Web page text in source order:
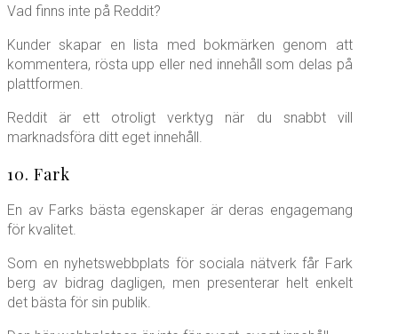
Vad finns inte på Reddit?
Kunder skapar en lista med bokmärken genom att
kommentera, rösta upp eller ned innehåll som delas på
plattformen.
Reddit är ett otroligt verktyg när du snabbt vill
marknadsföra ditt eget innehåll.
10. Fark
En av Farks bästa egenskaper är deras engagemang
för kvalitet.
Som en nyhetswebbplats för sociala nätverk får Fark
berg av bidrag dagligen, men presenterar helt enkelt
det bästa för sin publik.